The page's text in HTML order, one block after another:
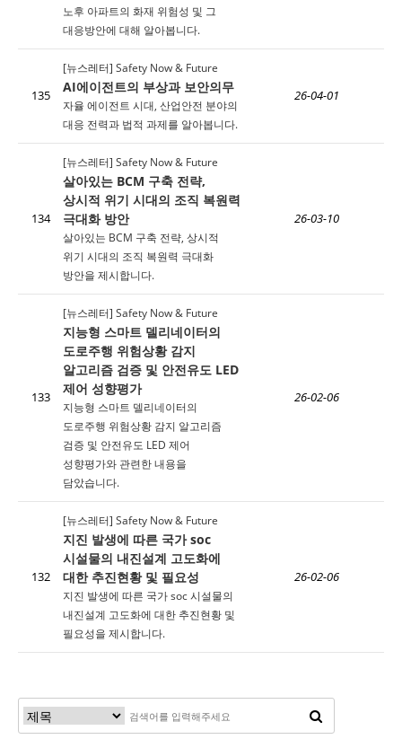
노후 아파트의 화재 위험성 및 그
대응방안에 대해 알아봅니다.
135
[뉴스레터] Safety Now & Future
AI에이전트의 부상과 보안의무
자율 에이전트 시대, 산업안전 분야의
대응 전력과 법적 과제를 알아봅니다.
26-04-01
134
[뉴스레터] Safety Now & Future
살아있는 BCM 구축 전략,
상시적 위기 시대의 조직 복원력
극대화 방안
살아있는 BCM 구축 전략, 상시적
위기 시대의 조직 복원력 극대화
방안을 제시합니다.
26-03-10
133
[뉴스레터] Safety Now & Future
지능형 스마트 델리네이터의
도로주행 위험상황 감지
알고리즘 검증 및 안전유도 LED
제어 성향평가
지능형 스마트 델리네이터의
도로주행 위험상황 감지 알고리즘
검증 및 안전유도 LED 제어
성향평가와 관련한 내용을
담았습니다.
26-02-06
132
[뉴스레터] Safety Now & Future
지진 발생에 따른 국가 soc
시설물의 내진설계 고도화에
대한 추진현황 및 필요성
지진 발생에 따른 국가 soc 시설물의
내진설계 고도화에 대한 추진현황 및
필요성을 제시합니다.
26-02-06